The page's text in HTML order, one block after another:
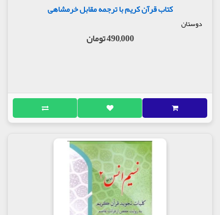
کتاب قرآن کریم با ترجمه مقابل خرمشاهی
دوستان
490,000 تومان